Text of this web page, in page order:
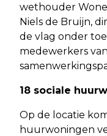
wethouder
Niels de Bruijn,
de vlag onder
medewerkers
18 sociale
Op de locatie
huurwoningen